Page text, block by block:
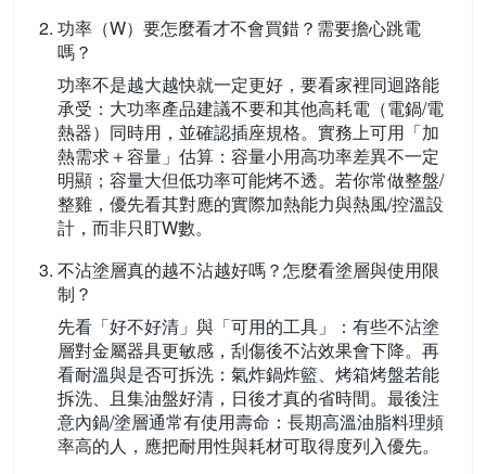
功率（W）要怎麼看才不會買錯？需要擔心跳電
嗎？
功率不是越大越快就一定更好，要看家裡同迴路能
承受：大功率產品建議不要和其他高耗電（電鍋/電
熱器）同時用，並確認插座規格。實務上可用「加
熱需求＋容量」估算：容量小用高功率差異不一定
明顯；容量大但低功率可能烤不透。若你常做整盤/
整雞，優先看其對應的實際加熱能力與熱風/控溫設
計，而非只盯W數。
不沾塗層真的越不沾越好嗎？怎麼看塗層與使用限
制？
先看「好不好清」與「可用的工具」：有些不沾塗
層對金屬器具更敏感，刮傷後不沾效果會下降。再
看耐溫與是否可拆洗：氣炸鍋炸籃、烤箱烤盤若能
拆洗、且集油盤好清，日後才真的省時間。最後注
意內鍋/塗層通常有使用壽命：長期高溫油脂料理頻
率高的人，應把耐用性與耗材可取得度列入優先。